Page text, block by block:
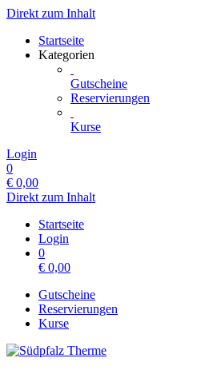
Direkt zum Inhalt
Startseite
Kategorien
Gutscheine
Reservierungen
Kurse
Login
0
€ 0,00
Direkt zum Inhalt
Startseite
Login
0
€ 0,00
Gutscheine
Reservierungen
Kurse